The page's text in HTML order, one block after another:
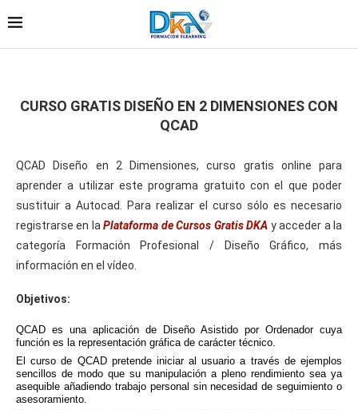
CURSO GRATIS DISEÑO EN 2 DIMENSIONES CON
QCAD
QCAD Diseño en 2 Dimensiones, curso gratis online para
aprender a utilizar este programa gratuito con el que poder
sustituir a Autocad. Para realizar el curso sólo es necesario
registrarse en laPlataforma de Cursos Gratis DKA y acceder a la
categoría Formación Profesional / Diseño Gráfico, más
información en el vídeo.
Objetivos:
QCAD es una aplicación de Diseño Asistido por Ordenador cuya
función es la representación gráfica de carácter técnico.
El curso de QCAD pretende iniciar al usuario a través de ejemplos
sencillos de modo que su manipulación a pleno rendimiento sea ya
asequible añadiendo trabajo personal sin necesidad de seguimiento o
asesoramiento.